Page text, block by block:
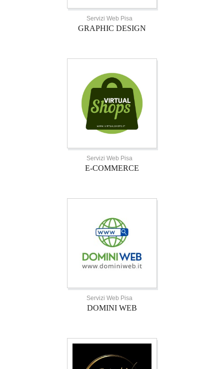
Servizi Web Pisa
GRAPHIC DESIGN
Servizi Web Pisa
E-COMMERCE
Servizi Web Pisa
DOMINI WEB